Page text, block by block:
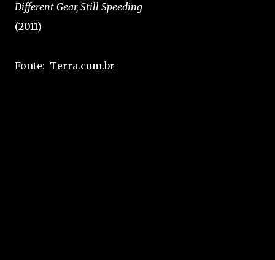
Different Gear, Still Speeding
(2011)
Fonte: Terra.com.br